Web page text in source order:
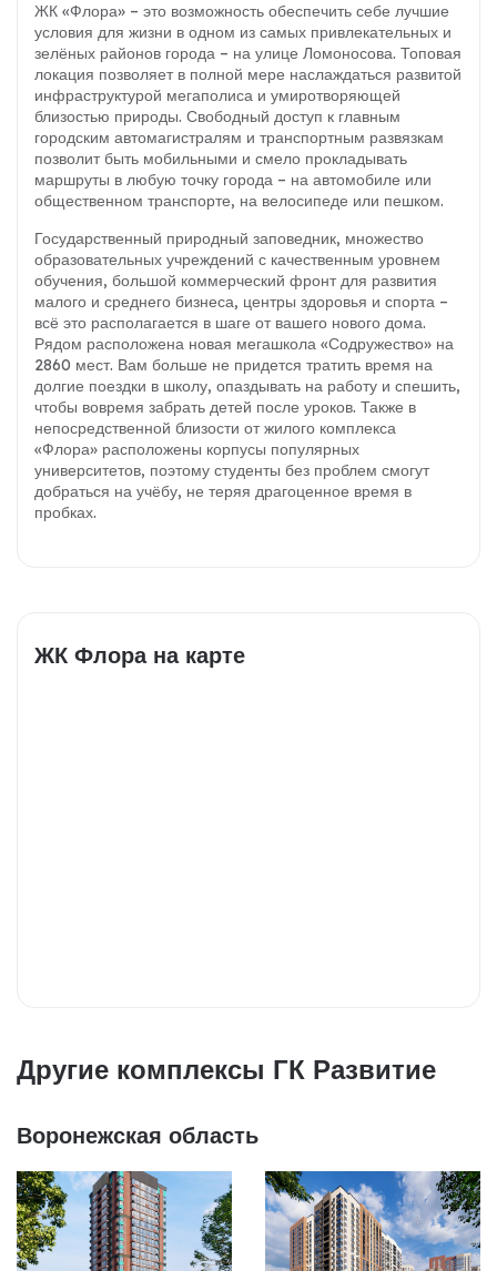
ЖК «Флора» – это возможность обеспечить себе лучшие
условия для жизни в одном из самых привлекательных и
зелёных районов города – на улице Ломоносова. Топовая
локация позволяет в полной мере наслаждаться развитой
инфраструктурой мегаполиса и умиротворяющей
близостью природы. Свободный доступ к главным
городским автомагистралям и транспортным развязкам
позволит быть мобильными и смело прокладывать
маршруты в любую точку города – на автомобиле или
общественном транспорте, на велосипеде или пешком.
Государственный природный заповедник, множество
образовательных учреждений с качественным уровнем
обучения, большой коммерческий фронт для развития
малого и среднего бизнеса, центры здоровья и спорта –
всё это располагается в шаге от вашего нового дома.
Рядом расположена новая мегашкола «Содружество» на
2860 мест. Вам больше не придется тратить время на
долгие поездки в школу, опаздывать на работу и спешить,
чтобы вовремя забрать детей после уроков. Также в
непосредственной близости от жилого комплекса
«Флора» расположены корпусы популярных
университетов, поэтому студенты без проблем смогут
добраться на учёбу, не теряя драгоценное время в
пробках.
ЖК Флора на карте
Другие комплексы ГК Развитие
Воронежская область